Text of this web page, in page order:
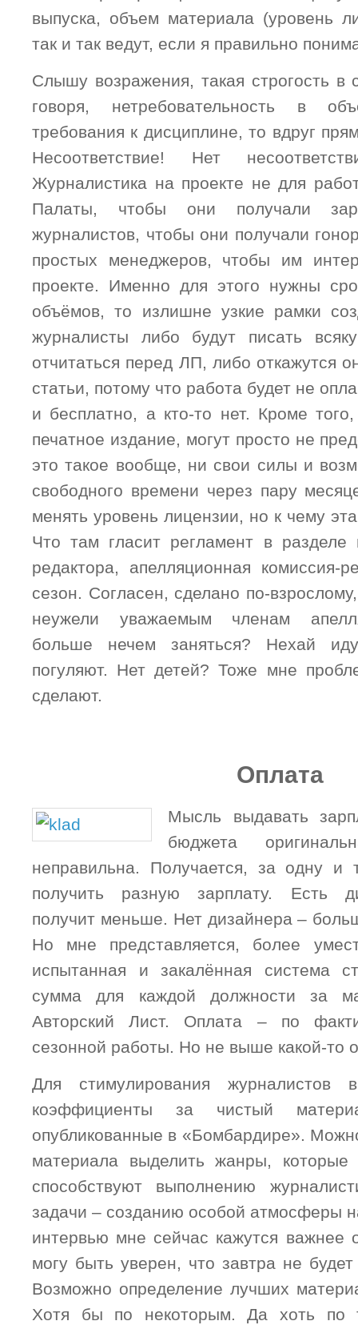
выпуска, объем материала (уровень
так и так ведут, если я правильно
Слышу возражения, такая строгость в
говоря, нетребовательность в
требования к дисциплине, то вдруг
Несоответствие! Нет
Журналистика на проекте не для
Палаты, чтобы они получали
журналистов, чтобы они получали
простых менеджеров, чтобы им
проекте. Именно для этого нужны
объёмов, то излишне узкие рамки
журналисты либо будут писать
отчитаться перед ЛП, либо откажутся
статьи, потому что работа будет не
и бесплатно, а кто-то нет. Кроме
печатное издание, могут просто не
это такое вообще, ни свои силы и
свободного времени через пару
менять уровень лицензии, но к чему
Что там гласит регламент в
редактора, апелляционная комиссия-
сезон. Согласен, сделано по-
неужели уважаемым членам
больше нечем заняться? Нехай
погуляют. Нет детей? Тоже мне
сделают.
Оплата
Мысль выдавать
бюджета
неправильна. Получается, за одну
получить разную зарплату. Есть
получит меньше. Нет дизайнера –
Но мне представляется, более
испытанная и закалённая система
сумма для каждой должности за
Авторский Лист. Оплата – по
сезонной работы. Но не выше какой-то
Для стимулирования журналистов
коэффициенты за чистый
опубликованные в «Бомбардире».
материала выделить жанры,
способствуют выполнению
задачи – созданию особой атмосферы
интервью мне сейчас кажутся важнее
могу быть уверен, что завтра не будет
Возможно определение лучших
Хотя бы по некоторым. Да хоть по